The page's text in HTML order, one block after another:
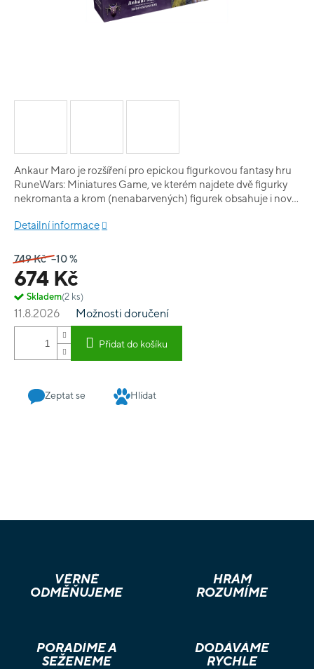
749 Kč –10 %
674 Kč
Skladem(2 ks)
11.8.2026 Možnosti doručení
Přidat do košíku
Ankaur Maro je rozšíření pro epickou figurkovou fantasy hru
RuneWars: Miniatures Game, ve kterém najdete dvě figurky
nekromanta a krom (nenabarvených) figurek obsahuje i nové
Detailní informace
Zeptat se Hlídat
VĚRNÉ
ODMĚŇUJEME
HRÁM
ROZUMÍME
PORADÍME A
SEŽENEME
DODÁVÁME
RYCHLE